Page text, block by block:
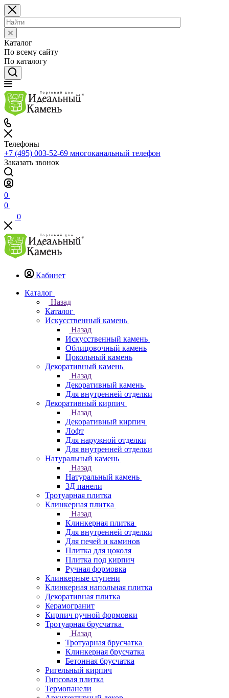
Каталог
По всему сайту
По каталогу
Телефоны
+7 (495) 003-52-69 многоканальный телефон
Заказать звонок
0
0
0
Кабинет
Каталог
Назад
Каталог
Искусственный камень
Назад
Искусственный камень
Облицовочный камень
Цокольный камень
Декоративный камень
Назад
Декоративный камень
Для внутренней отделки
Декоративный кирпич
Назад
Декоративный кирпич
Лофт
Для наружной отделки
Для внутренней отделки
Натуральный камень
Назад
Натуральный камень
3Д панели
Тротуарная плитка
Клинкерная плитка
Назад
Клинкерная плитка
Для внутренней отделки
Для печей и каминов
Плитка для цоколя
Плитка под кирпич
Ручная формовка
Клинкерные ступени
Клинкерная напольная плитка
Декоративная плитка
Керамогранит
Кирпич ручной формовки
Тротуарная брусчатка
Назад
Тротуарная брусчатка
Клинкерная брусчатка
Бетонная брусчатка
Ригельный кирпич
Гипсовая плитка
Термопанели